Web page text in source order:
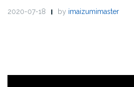
2020-07-18 by imaizumimaster